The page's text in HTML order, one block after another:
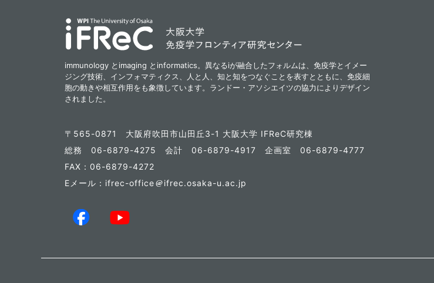
immunology とimaging とinformatics。異なるiが融合したフォルムは、免疫学とイメー
ジング技術、インフォマティクス、人と人、知と知をつなぐことを表すとともに、免疫細
胞の動きや相互作用をも象徴しています。ランドー・アソシエイツの協力によりデザイン
されました。
〒565-0871 大阪府吹田市山田丘3-1 大阪大学 IFReC研究棟
総務 06-6879-4275 会計 06-6879-4917 企画室 06-6879-4777
FAX：06-6879-4272
Eメール：ifrec-office
ifrec.osaka-u.ac.jp